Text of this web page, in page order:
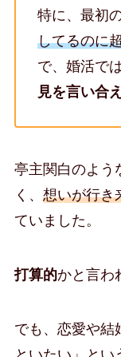
特に、最初
してるのに
で、婚活では
見を言い合
亭主関白のよう
く、 想いが行き
ていました。
打算的かと言わ
でも、恋愛や結